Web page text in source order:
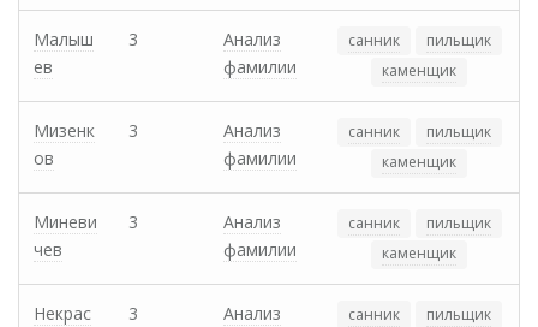
Малыш
ев
3
Анализ
фамилии
санник
пильщик
каменщик
Мизенк
ов
3
Анализ
фамилии
санник
пильщик
каменщик
Миневи
чев
3
Анализ
фамилии
санник
пильщик
каменщик
Некрас
3
Анализ
санник
пильщик